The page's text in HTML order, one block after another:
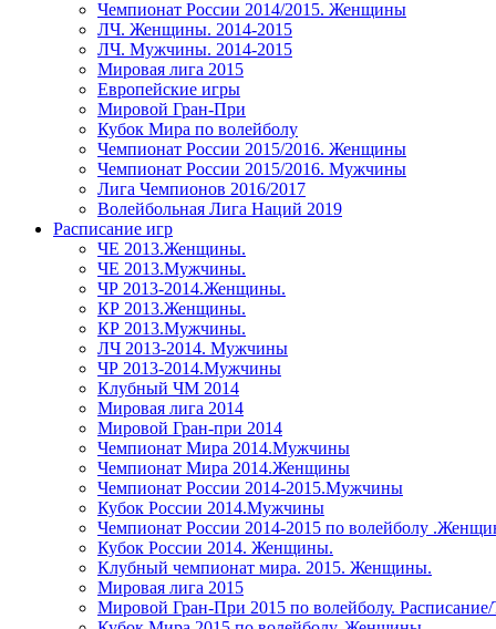
Чемпионат России 2014/2015. Женщины
ЛЧ. Женщины. 2014-2015
ЛЧ. Мужчины. 2014-2015
Мировая лига 2015
Европейские игры
Мировой Гран-При
Кубок Мира по волейболу
Чемпионат России 2015/2016. Женщины
Чемпионат России 2015/2016. Мужчины
Лига Чемпионов 2016/2017
Волейбольная Лига Наций 2019
Расписание игр
ЧЕ 2013.Женщины.
ЧЕ 2013.Мужчины.
ЧР 2013-2014.Женщины.
КР 2013.Женщины.
КР 2013.Мужчины.
ЛЧ 2013-2014. Мужчины
ЧР 2013-2014.Мужчины
Клубный ЧМ 2014
Мировая лига 2014
Мировой Гран-при 2014
Чемпионат Мира 2014.Мужчины
Чемпионат Мира 2014.Женщины
Чемпионат России 2014-2015.Мужчины
Кубок России 2014.Мужчины
Чемпионат России 2014-2015 по волейболу
Кубок России 2014. Женщины.
Клубный чемпионат мира. 2015. Женщины.
Мировая лига 2015
Мировой Гран-При 2015 по волейболу.